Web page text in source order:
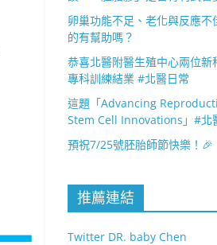
卵巢功能不足、老化與反應
的有幫助嗎？
恭喜北醫附醫生殖中心兩位新
專科訓練結業 #北醫日常
這題「Advancing
Stem Cell Innovations」#北
預祝7/25號胚胎師節快樂！🎉
推薦連結
Twitter DR. baby Chen